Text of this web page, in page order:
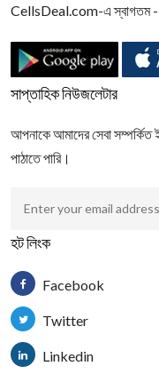
CellsDeal.com-এ স্বাগতম -
সাপ্তাহিক নিউজলেটার
আপনাকে আমাদের সেবা সম্পর্কিত
পাঠাতে পারি।
হট লিংক
Facebook
Twitter
Linkedin